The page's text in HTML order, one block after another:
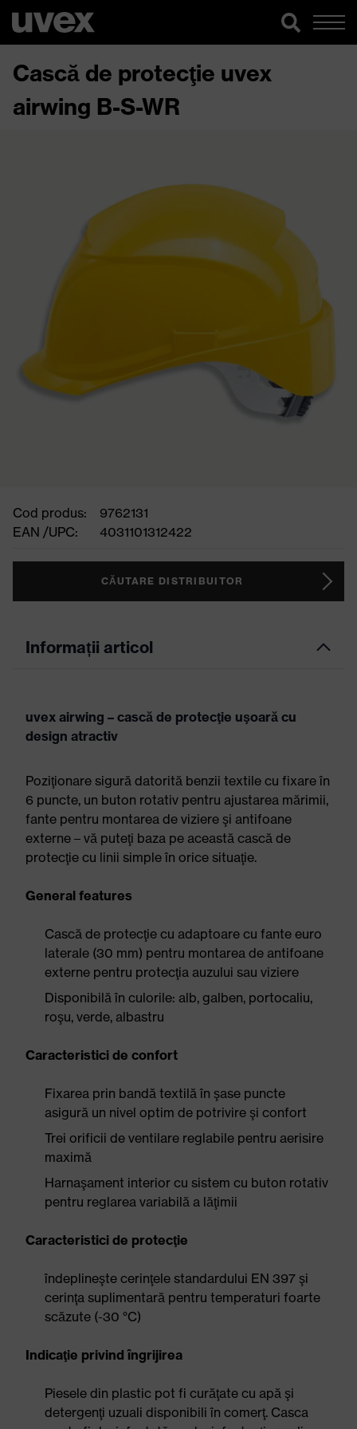
Cască de protecţie uvex
airwing B-S-WR
Cod produs:
9762131
EAN /UPC:
4031101312422
CĂUTARE DISTRIBUITOR
Informații articol
uvex airwing – cască de protecţie uşoară cu
design atractiv
Poziţionare sigură datorită benzii textile cu fixare în
6 puncte, un buton rotativ pentru ajustarea mărimii,
fante pentru montarea de viziere şi antifoane
externe – vă puteţi baza pe această cască de
protecţie cu linii simple în orice situaţie.
General features
Cască de protecţie cu adaptoare cu fante euro
laterale (30 mm) pentru montarea de antifoane
externe pentru protecţia auzului sau viziere
Disponibilă în culorile: alb, galben, portocaliu,
roşu, verde, albastru
Caracteristici de confort
Fixarea prin bandă textilă în şase puncte
asigură un nivel optim de potrivire şi confort
Trei orificii de ventilare reglabile pentru aerisire
maximă
Harnaşament interior cu sistem cu buton rotativ
pentru reglarea variabilă a lăţimii
Caracteristici de protecţie
îndeplineşte cerinţele standardului EN 397 şi
cerinţa suplimentară pentru temperaturi foarte
scăzute (-30 °C)
Indicaţie privind îngrijirea
Piesele din plastic pot fi curăţate cu apă şi
detergenţi uzuali disponibili în comerţ. Casca